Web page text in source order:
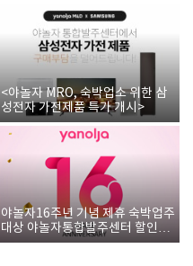
<야놀자 MRO, 숙박업소 위한 삼
성전자 가전제품 특가 개시>
야놀자16주년 기념 제휴 숙박업주
대상 야놀자통합발주센터 할인쿠
폰 증정